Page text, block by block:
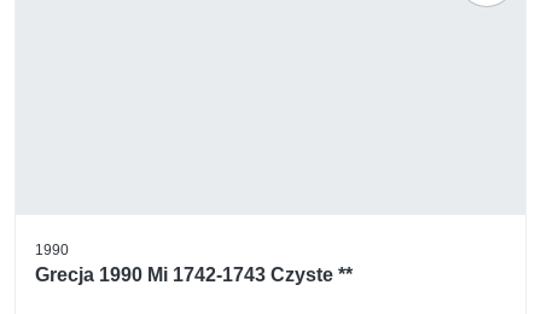
1990
Grecja 1990 Mi 1742-1743 Czyste **